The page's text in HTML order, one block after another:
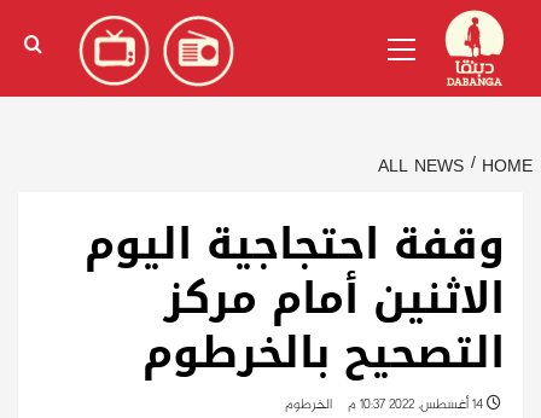
content
الإنجليزية)
Menu
HOME
ALL NEWS
وقفة احتجاجية اليوم
الاثنين أمام مركز
التصحيح بالخرطوم
الخرطوم